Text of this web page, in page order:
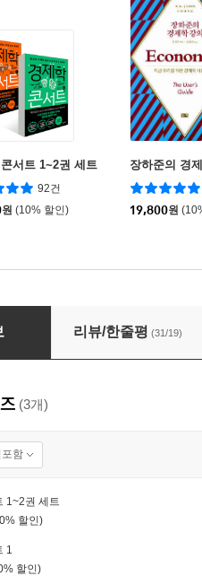
서트 1~2권 세트
92건
원 (10% 할인)
장하준의 경
19,800원
리뷰/한줄평 (31/19)
(3개)
포함
1~2권 세트
할인)
1
할인)